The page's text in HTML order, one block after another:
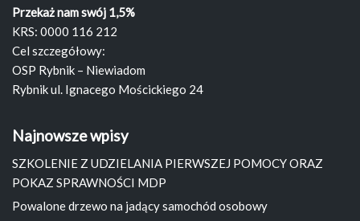
Przekaż nam swój 1,5%
KRS: 0000 116 212
Cel szczegółowy:
OSP Rybnik – Niewiadom
Rybnik ul. Ignacego Mościckiego 24
Najnowsze wpisy
SZKOLENIE Z UDZIELANIA PIERWSZEJ POMOCY ORAZ
POKAZ SPRAWNOŚCI MDP
Powalone drzewo na jadący samochód osobowy